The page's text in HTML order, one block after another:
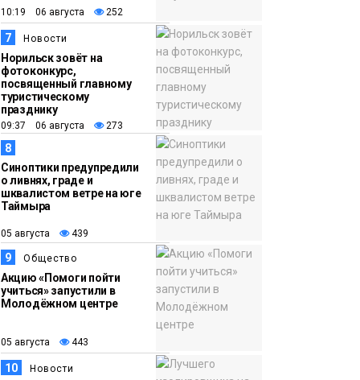
10:19 06 августа 252
7 Новости
Норильск зовёт на
фотоконкурс,
посвященный главному
туристическому
празднику
09:37 06 августа 273
8
Синоптики предупредили
о ливнях, граде и
шквалистом ветре на юге
Таймыра
05 августа 439
9 Общество
Акцию «Помоги пойти
учиться» запустили в
Молодёжном центре
05 августа 443
10 Новости